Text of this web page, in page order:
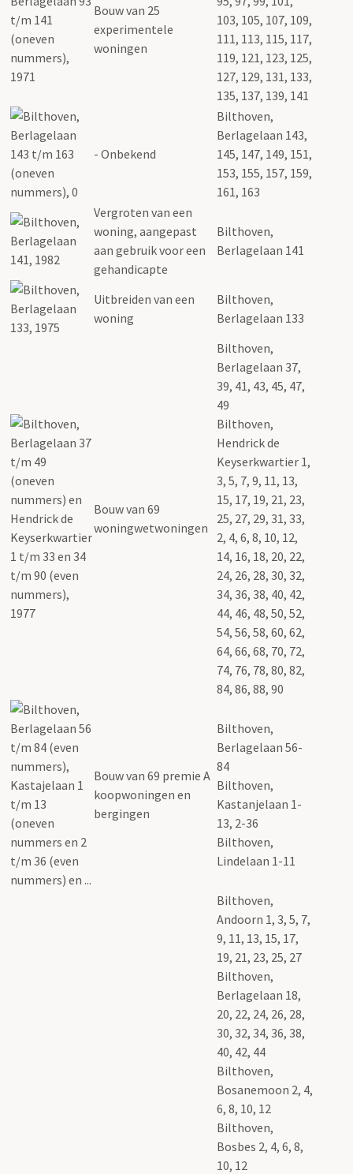
Bouw van 25
experimentele
woningen
103, 105, 107, 109,
111, 113, 115, 117,
119, 121, 123, 125,
127, 129, 131, 133,
135, 137, 139, 141
- Onbekend
Bilthoven,
Berlagelaan 143,
145, 147, 149, 151,
153, 155, 157, 159,
161, 163
Vergroten van een
woning, aangepast
aan gebruik voor een
gehandicapte
Bilthoven,
Berlagelaan 141
Uitbreiden van een
woning
Bilthoven,
Berlagelaan 133
Bouw van 69
woningwetwoningen
Bilthoven,
Berlagelaan 37,
39, 41, 43, 45, 47,
49
Bilthoven,
Hendrick de
Keyserkwartier 1,
3, 5, 7, 9, 11, 13,
15, 17, 19, 21, 23,
25, 27, 29, 31, 33,
2, 4, 6, 8, 10, 12,
14, 16, 18, 20, 22,
24, 26, 28, 30, 32,
34, 36, 38, 40, 42,
44, 46, 48, 50, 52,
54, 56, 58, 60, 62,
64, 66, 68, 70, 72,
74, 76, 78, 80, 82,
84, 86, 88, 90
Bouw van 69 premie A
koopwoningen en
bergingen
Bilthoven,
Berlagelaan 56-
84
Bilthoven,
Kastanjelaan 1-
13, 2-36
Bilthoven,
Lindelaan 1-11
Bilthoven,
Andoorn 1, 3, 5, 7,
9, 11, 13, 15, 17,
19, 21, 23, 25, 27
Bilthoven,
Berlagelaan 18,
20, 22, 24, 26, 28,
30, 32, 34, 36, 38,
40, 42, 44
Bilthoven,
Bosanemoon 2, 4,
6, 8, 10, 12
Bilthoven,
Bosbes 2, 4, 6, 8,
10, 12